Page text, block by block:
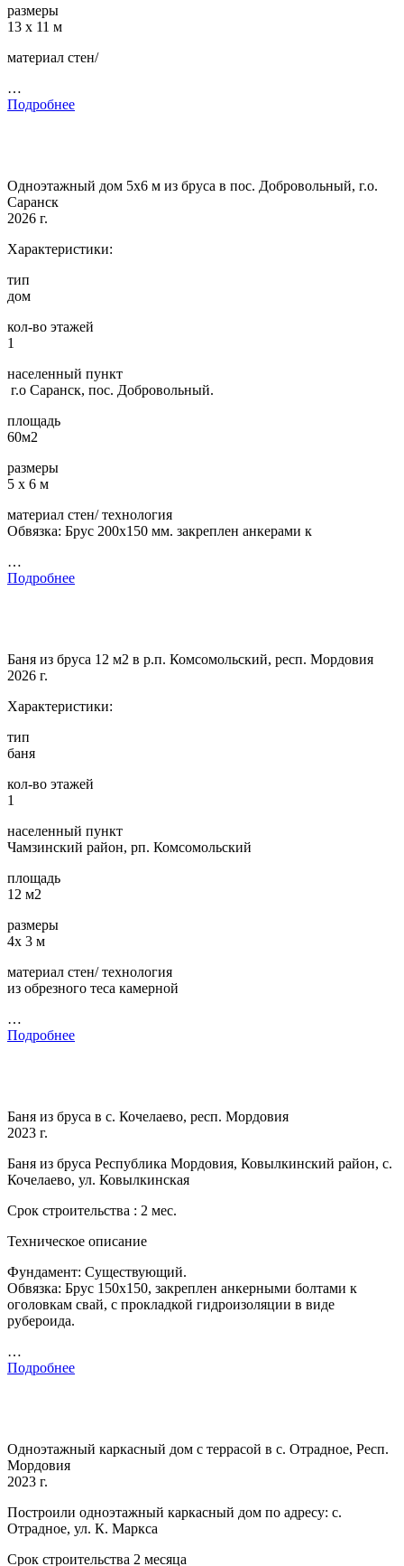
размеры
13 х 11 м
материал стен/
…
Подробнее
Одноэтажный дом 5х6 м из бруса в пос. Добровольный, г.о.
Саранск
2026 г.
Характеристики:
тип
дом
кол-во этажей
1
населенный пункт
г.о Саранск, пос. Добровольный.
площадь
60м2
размеры
5 х 6 м
материал стен/ технология
Обвязка: Брус 200х150 мм. закреплен анкерами к
…
Подробнее
Баня из бруса 12 м2 в р.п. Комсомольский, респ. Мордовия
2026 г.
Характеристики:
тип
баня
кол-во этажей
1
населенный пункт
Чамзинский район, рп. Комсомольский
площадь
12 м2
размеры
4х 3 м
материал стен/ технология
из обрезного теса камерной
…
Подробнее
Баня из бруса в с. Кочелаево, респ. Мордовия
2023 г.
Баня из бруса Республика Мордовия, Ковылкинский район, с.
Кочелаево, ул. Ковылкинская
Срок строительства : 2 мес.
Техническое описание
Фундамент: Существующий.
Обвязка: Брус 150х150, закреплен анкерными болтами к
оголовкам свай, с прокладкой гидроизоляции в виде
рубероида.
…
Подробнее
Одноэтажный каркасный дом с террасой в с. Отрадное, Респ.
Мордовия
2023 г.
Построили одноэтажный каркасный дом по адресу: с.
Отрадное, ул. К. Маркса
Срок строительства 2 месяца